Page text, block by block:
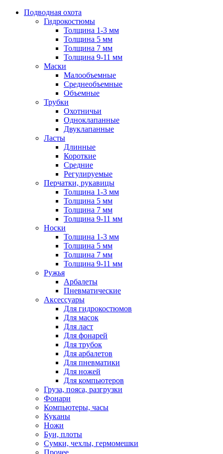
Подводная охота
Гидрокостюмы
Толщина 1-3 мм
Толщина 5 мм
Толщина 7 мм
Толщина 9-11 мм
Маски
Малообъемные
Среднеобъемные
Объемные
Трубки
Охотничьи
Одноклапанные
Двуклапанные
Ласты
Длинные
Короткие
Средние
Регулируемые
Перчатки, рукавицы
Толщина 1-3 мм
Толщина 5 мм
Толщина 7 мм
Толщина 9-11 мм
Носки
Толщина 1-3 мм
Толщина 5 мм
Толщина 7 мм
Толщина 9-11 мм
Ружья
Арбалеты
Пневматические
Аксессуары
Для гидрокостюмов
Для масок
Для ласт
Для фонарей
Для трубок
Для арбалетов
Для пневматики
Для ножей
Для компьютеров
Груза, пояса, разгрузки
Фонари
Компьютеры, часы
Куканы
Ножи
Буи, плоты
Сумки, чехлы, гермомешки
Прочее